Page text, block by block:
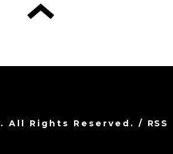
. All Rights Reserved. / RSS